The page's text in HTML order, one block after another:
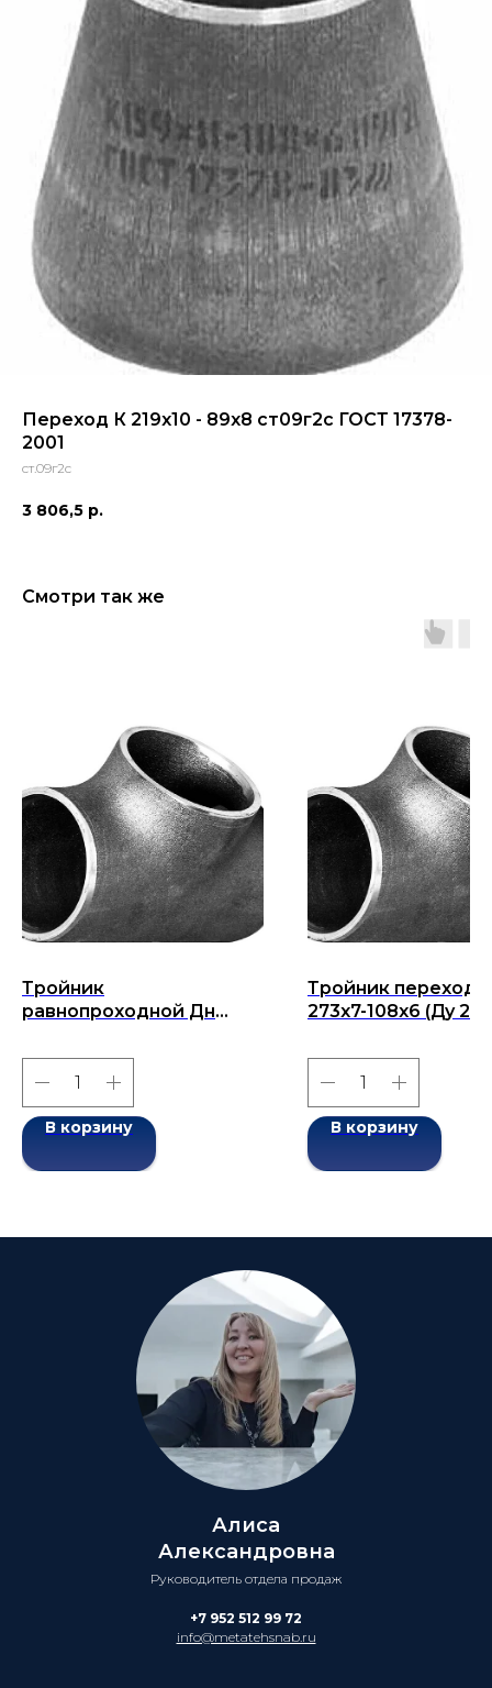
Переход К 219х10 - 89х8 ст09г2с ГОСТ 17378-
2001
ст.09г2с
3 806,5 р.
Смотри так же
Тройник
равнопроходной Дн
бесшовный ГОСТ 17376-
2001
В корзину
Тройник
273х7-108х6 (Ду
2001
В корзину
Алиса
Александровна
Руководитель отдела продаж
+7 952 512 99 72
info@metatehsnab.ru